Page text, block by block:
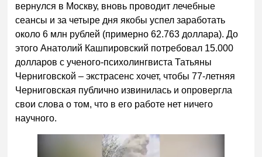
вернулся в Москву, вновь проводит лечебные
сеансы и за четыре дня якобы успел заработать
около 6 млн рублей (примерно 62.763 доллара). До
этого Анатолий Кашпировский потребовал 15.000
долларов с ученого-психолингвиста Татьяны
Черниговской – экстрасенс хочет, чтобы 77-летняя
Черниговская публично извинилась и опровергла
свои слова о том, что в его работе нет ничего
научного.